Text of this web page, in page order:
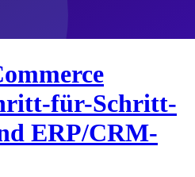
für-Schritt-
ERP/CRM-